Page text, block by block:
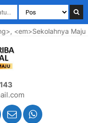
Maju ....